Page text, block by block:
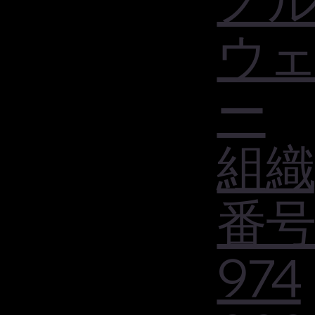
ウ
ー
組織
番
974